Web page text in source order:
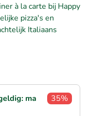
à la carte bij Happy
pizza's en
Italiaans
ma
35%